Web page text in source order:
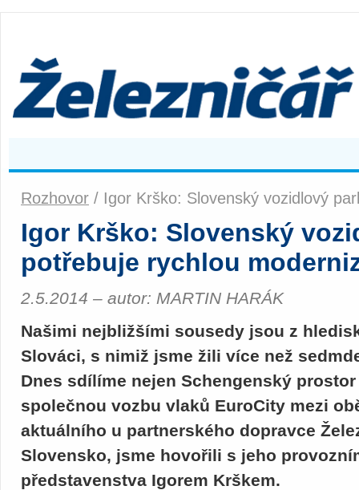
Rozhovor / Igor Krško: Slovenský vozidlový
Igor Krško: Slovenský
potřebuje rychlou
2.5.2014 – autor: MARTIN HARÁK
Našimi nejbližšími sousedy jsou z
Slováci, s nimiž jsme žili více než
Dnes sdílíme nejen Schengenský
společnou vozbu vlaků EuroCity mezi
aktuálního u partnerského dopravce
Slovensko, jsme hovořili s jeho
představenstva Igorem Krškem.